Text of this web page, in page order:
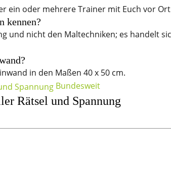
ein oder mehrere Trainer mit Euch vor
kennen?
und nicht den Maltechniken; es handelt
in den Maßen 40 x 50 cm.
Bundesweit
Rätsel und Spannung